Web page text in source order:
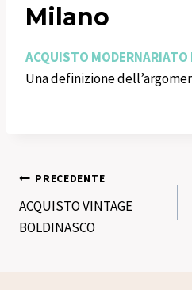
Milano
ACQUISTO
Una definizione
Navigazione
articoli
PRECEDENTE
ACQUISTO VINTAGE
BOLDINASCO